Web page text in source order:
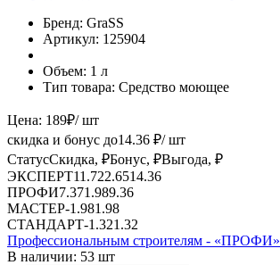
Бренд: GraSS
Артикул: 125904
Объем: 1 л
Тип товара: Средство моющее
Цена: 189₽/ шт
скидка и бонус до14.36 ₽/ шт
СтатусСкидка, ₽Бонус, ₽Выгода, ₽
ЭКСПЕРТ11.722.6514.36
ПРОФИ7.371.989.36
МАСТЕР-1.981.98
СТАНДАРТ-1.321.32
Профессиональным строителям - «ПРОФИ»
В наличии: 53 шт